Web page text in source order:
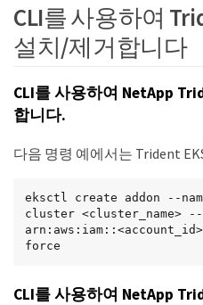
CLI를 사용하여
설치/제거합니다
CLI를 사용하여 NetApp
합니다.
다음 명령 예에서는 Trident
eksctl create addon --
cluster <cluster_name>
force
CLI를 사용하여 NetApp